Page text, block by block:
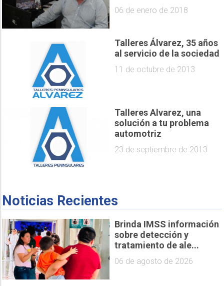
06 de enero de 2018
Talleres Álvarez, 35 años
al servicio de la sociedad
11 de octubre de 2013
Talleres Alvarez, una
solución a tu problema
automotriz
23 de septiembre de 2013
Noticias Recientes
Brinda IMSS información
sobre detección y
tratamiento de ale...
06 de agosto de 2026